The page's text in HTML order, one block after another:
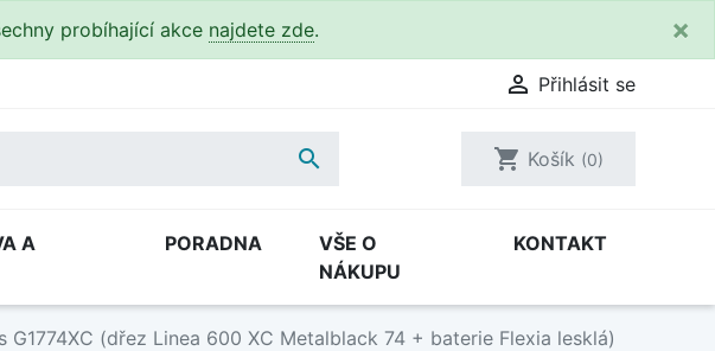
probíhající akce najdete zde. ×
 Přihlásit se
 shopping_cart Košík (0)
A
PORADNA
VŠE O
NÁKUPU
KONTAKT
G1774XC (dřez Linea 600 XC Metalblack 74 + baterie Flexia lesklá)